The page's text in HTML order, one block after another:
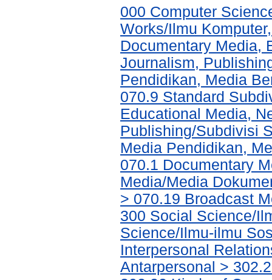
000 Computer
Works/Ilmu
Documentary Media,
Journalism,
Pendidikan, Media
070.9 Standard
Educational Media,
Publishing/Subdivisi
Media Pendidikan,
070.1 Documentary
Media/Media
> 070.19 Broadcast
300 Social Science/
Science/Ilmu-ilmu
Interpersonal
Antarpersonal >